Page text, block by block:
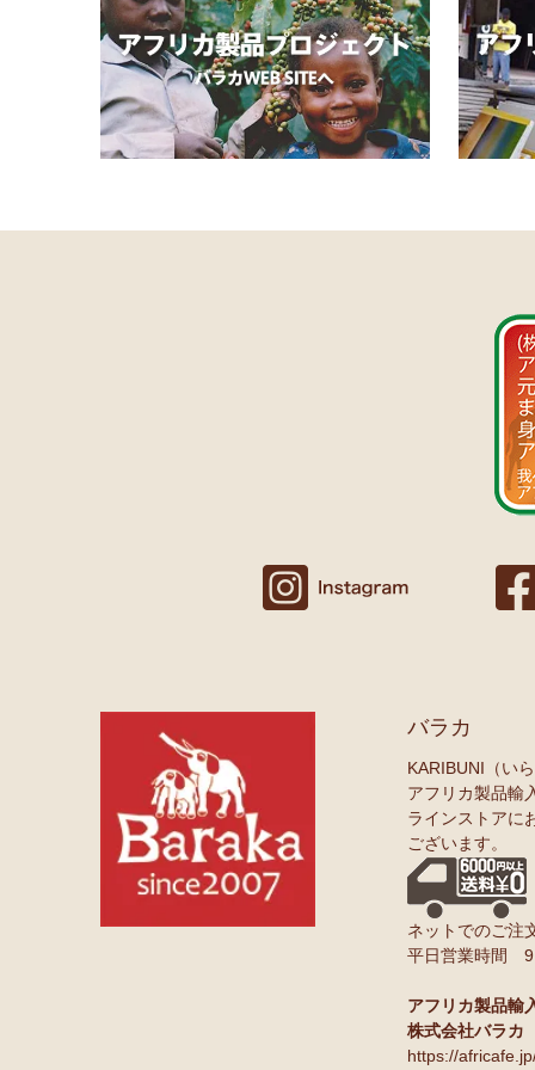
バラカ
KARIBUNI（い
アフリカ製品輸
ラインストアに
ございます。
ネットでのご注
平日営業時間
アフリカ製品輸
株式会社バラカ
https://